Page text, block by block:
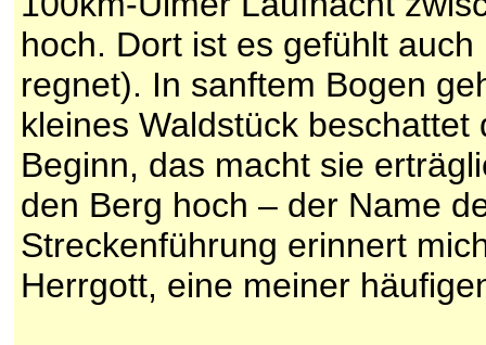
hoch. Dort ist es gefühlt
regnet). In sanftem Bogen
kleines Waldstück
Beginn, das macht sie
den Berg hoch – der Name
Streckenführung erinnert
Herrgott, eine meiner